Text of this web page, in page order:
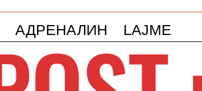
АДРЕНАЛИН LAJME